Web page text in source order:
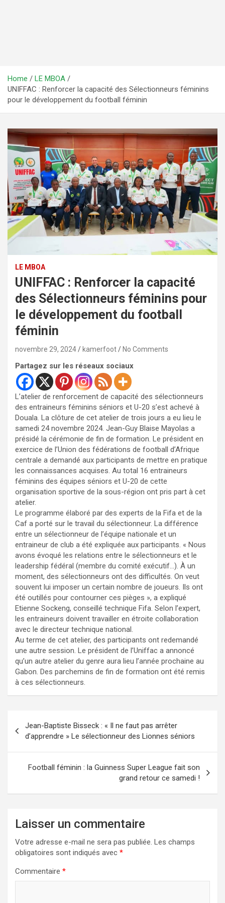
Home
LE MBOA
UNIFFAC : Renforcer la capacité des Sélectionneurs féminins
pour le développement du football féminin
LE MBOA
UNIFFAC : Renforcer la capacité
des Sélectionneurs féminins pour
le développement du football
féminin
novembre 29, 2024 kamerfoot No Comments
Partagez sur les réseaux sociaux
L’atelier de renforcement de capacité des sélectionneurs
des entraineurs féminins séniors et U-20 s’est achevé à
Douala. La clôture de cet atelier de trois jours a eu lieu le
samedi 24 novembre 2024. Jean-Guy Blaise Mayolas a
présidé la cérémonie de fin de formation. Le président en
exercice de l’Union des fédérations de football d’Afrique
centrale a demandé aux participants de mettre en pratique
les connaissances acquises. Au total 16 entraineurs
féminins des équipes séniors et U-20 de cette
organisation sportive de la sous-région ont pris part à cet
atelier.
Le programme élaboré par des experts de la Fifa et de la
Caf a porté sur le travail du sélectionneur. La différence
entre un sélectionneur de l’équipe nationale et un
entraineur de club a été expliquée aux participants. « Nous
avons évoqué les relations entre le sélectionneurs et le
leadership fédéral (membre du comité exécutif…). À un
moment, des sélectionneurs ont des difficultés. On veut
souvent lui imposer un certain nombre de joueurs. Ils ont
été outillés pour contourner ces pièges », a expliqué
Etienne Sockeng, conseillé technique Fifa. Selon l’expert,
les entraineurs doivent travailler en étroite collaboration
avec le directeur technique national.
Au terme de cet atelier, des participants ont redemandé
une autre session. Le président de l’Uniffac a annoncé
qu’un autre atelier du genre aura lieu l’année prochaine au
Gabon. Des parchemins de fin de formation ont été remis
à ces sélectionneurs.
de
l’article
Jean-Baptiste Bisseck : « Il ne faut pas arrêter
d’apprendre » Le sélectionneur des Lionnes séniors
Football féminin : la Guinness Super League fait son
grand retour ce samedi !
Laisser un commentaire
Votre adresse e-mail ne sera pas publiée. Les champs
obligatoires sont indiqués avec *
Commentaire *